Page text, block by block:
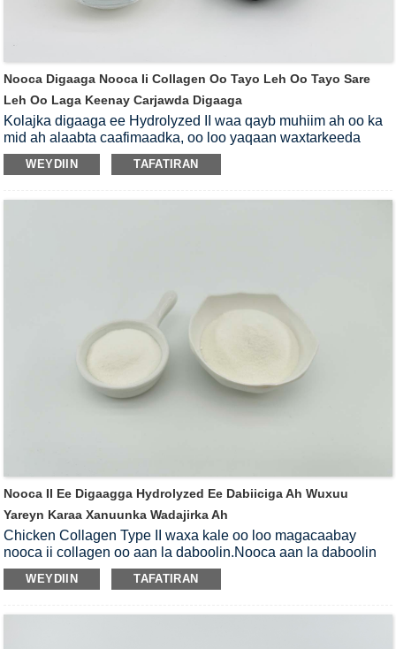
Nooca Digaaga Nooca Ii Collagen Oo Tayo Leh Oo Tayo Sare
Leh Oo Laga Keenay Carjawda Digaaga
Kolajka digaaga ee Hydrolyzed II waa qayb muhiim ah oo ka
mid ah alaabta caafimaadka, oo loo yaqaan waxtarkeeda
daaweynta raaxo la'aanta wadajirka ah, taas oo ka caawin
karta bukaanada si ay u ilaaliyaan kala-goysyada
muhiim ah oo ka mid ah carjawda, halka carjawda ay tahay
WEYDIIN TAFATIRAN
Nooca II Ee Digaagga Hydrolyzed Ee Dabiiciga Ah Wuxuu
Yareyn Karaa Xanuunka Wadajirka Ah
Chicken Collagen Type II waxa kale oo loo magacaabay
nooca ii collagen oo aan la daboolin.Nooca aan la daboolin
ee ii kolajka waa isha wax soo saarka kolajka dabiiciga ah ee
ka soo baxa carjawda digaaga iyadoo la adeegsanayo
kolajka II ayaa war wanaagsan u ah dadka qaba xanuunka
WEYDIIN TAFATIRAN